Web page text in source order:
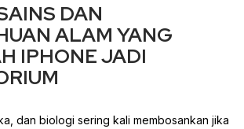
DAN
ALAM YANG
IPHONE JADI
dan biologi sering kali membosankan jika